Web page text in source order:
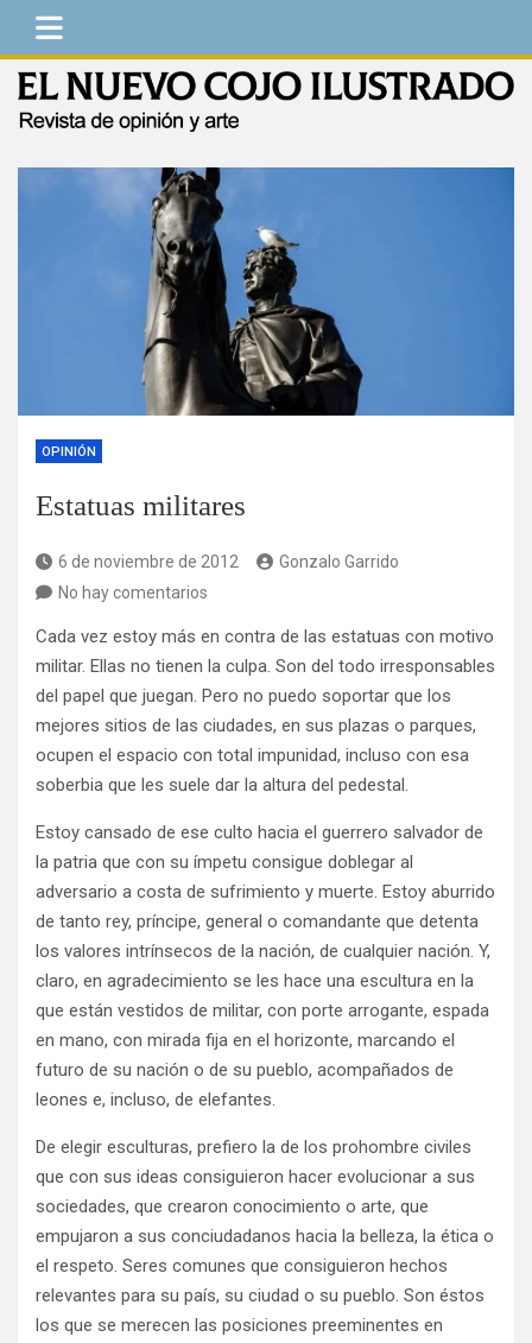
Saltar
contenido
OPINIÓN
Estatuas militares
6 de noviembre de 2012
Gonzalo Garrido
No hay comentarios
Cada vez estoy más en contra de las estatuas con motivo
militar. Ellas no tienen la culpa. Son del todo irresponsables
del papel que juegan. Pero no puedo soportar que los
mejores sitios de las ciudades, en sus plazas o parques,
ocupen el espacio con total impunidad, incluso con esa
soberbia que les suele dar la altura del pedestal.
Estoy cansado de ese culto hacia el guerrero salvador de
la patria que con su ímpetu consigue doblegar al
adversario a costa de sufrimiento y muerte. Estoy aburrido
de tanto rey, príncipe, general o comandante que detenta
los valores intrínsecos de la nación, de cualquier nación. Y,
claro, en agradecimiento se les hace una escultura en la
que están vestidos de militar, con porte arrogante, espada
en mano, con mirada fija en el horizonte, marcando el
futuro de su nación o de su pueblo, acompañados de
leones e, incluso, de elefantes.
De elegir esculturas, prefiero la de los prohombre civiles
que con sus ideas consiguieron hacer evolucionar a sus
sociedades, que crearon conocimiento o arte, que
empujaron a sus conciudadanos hacia la belleza, la ética o
el respeto. Seres comunes que consiguieron hechos
relevantes para su país, su ciudad o su pueblo. Son éstos
los que se merecen las posiciones preeminentes en